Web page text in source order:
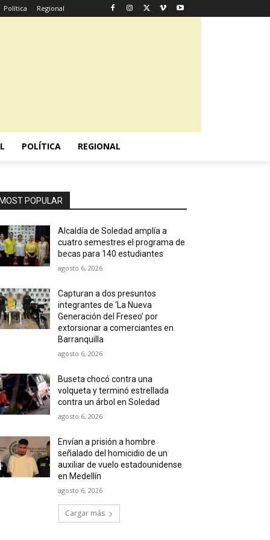
Política Regional
POLÍTICA REGIONAL
MOST POPULAR
Alcaldía de Soledad amplía a
cuatro semestres el programa de
becas para 140 estudiantes
agosto 6, 2026
Capturan a dos presuntos
integrantes de ‘La Nueva
Generación del Freseo’ por
extorsionar a comerciantes en
Barranquilla
agosto 6, 2026
Buseta chocó contra una
volqueta y terminó estrellada
contra un árbol en Soledad
agosto 6, 2026
Envían a prisión a hombre
señalado del homicidio de un
auxiliar de vuelo estadounidense
en Medellín
agosto 6, 2026
Cargar más